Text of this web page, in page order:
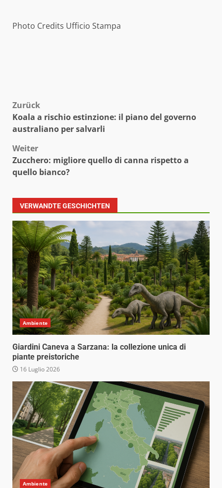
Photo Credits Ufficio Stampa
Beitragsnavigation
Zurück
Koala a rischio estinzione: il piano del governo
australiano per salvarli
Weiter
Zucchero: migliore quello di canna rispetto a
quello bianco?
VERWANDTE GESCHICHTEN
Ambiente
Giardini Caneva a Sarzana: la collezione unica di
piante preistoriche
16 Luglio 2026
Ambiente